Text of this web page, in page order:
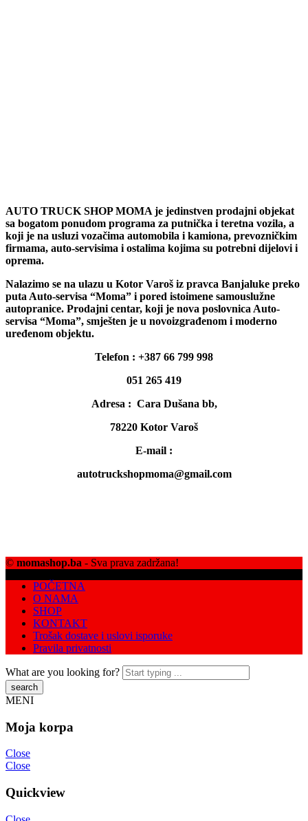
AUTO TRUCK SHOP MOMA je jedinstven prodajni objekat
sa bogatom ponudom programa za putnička i teretna vozila, a
koji je na usluzi vozačima automobila i kamiona, prevozničkim
firmama, auto-servisima i ostalima kojima su potrebni dijelovi i
oprema.
Nalazimo se na ulazu u Kotor Varoš iz pravca Banjaluke preko
puta Auto-servisa “Moma” i pored istoimene samouslužne
autopranice. Prodajni centar, koji je nova poslovnica Auto-
servisa “Moma”, smješten je u novoizgrađenom i moderno
uređenom objektu.
Telefon : +387 66 799 998
051 265 419
Adresa : Cara Dušana bb,
78220 Kotor Varoš
E-mail :
autotruckshopmoma@gmail.com
O NAMA
SHOP
KONTAKT
Trošak dostave i uslovi isporuke
Pravila privatnosti
What are you looking for?
MENI
Moja korpa
Close
Quickview
Kategorije